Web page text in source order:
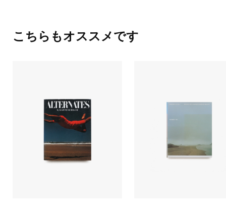
こちらもオススメです